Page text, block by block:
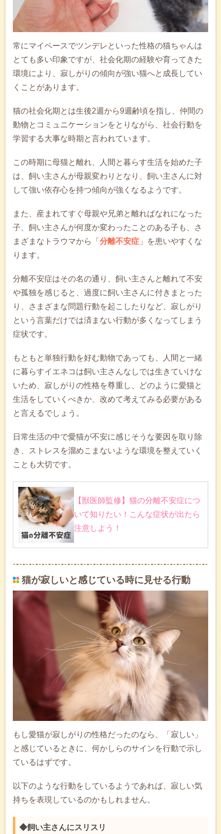
常にマイペースでツンデレといった性格の猫ちゃんは
とても多い印象ですが、社会化期の経験や育ってきた
環境により、寂しがりの傾向が強い猫へと成長してい
くことがあります。
猫の社会化期とは生後2週から9週齢頃を指し、仲間の
動物とコミュニケーションをとりながら、社会行動を
学習する大事な時期と言われています。
この時期に母猫と離れ、人間と暮らす生活を始めた子
は、飼い主さんが母親変わりとなり、飼い主さんに対
して強い依存心を持つ傾向が強くなるようです。
また、産まれてすぐ母親や兄弟と離ればなれになった
子、飼い主さんが何度か変わったことのある子も、さ
まざまなトラウマから「 分離不安症 」を患いやすくな
ります。
分離不安症はその名の通り、飼い主さんと離れて不安
や孤独を感じると、過度に飼い主さんに付きまとった
り、さまざまな問題行動を起こしたりなど、寂しがり
という言葉だけでは済まない行動が多くなってしまう
症状です。
もともと単独行動を好む動物であっても、人間と一緒
に暮らすイエネコは飼い主さんなしでは生きていけな
いため、寂しがりの性格を尊重し、どのように愛猫と
生活をしていくべきか、改めて考えてみる必要がある
と言えるでしょう。
日常生活の中で愛猫が不安に感じそうな要因を取り除
き、ストレスを溜めこまないような環境を整えていく
ことも大切です。
【獣医師監修】猫の分離不安症につ
いて知りたい！こんな症状が出たら
注意しよう！
猫が寂しいと感じている時に見せる行動
もし愛猫が寂しがりの性格だったのなら、「寂しい」
と感じているときに、何かしらのサインを行動で示し
ているはずです。
以下のような行動をしているようであれば、寂しい気
持ちを表現しているのかもしれません。
◆飼い主さんにスリスリ